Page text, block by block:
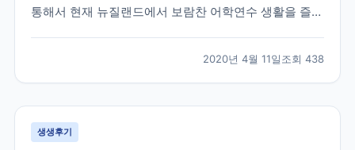
통해서 현재 뉴질랜드에서 보람찬 어학연수 생활을 즐기
도 오유진 대리님의 친절함이 이유가 되었다고 생각합니
다. 한국에서 많은 준비 과정을 거치고 무사히 뉴질랜드
에...
2020년 4월 11일조회 438
생생후기